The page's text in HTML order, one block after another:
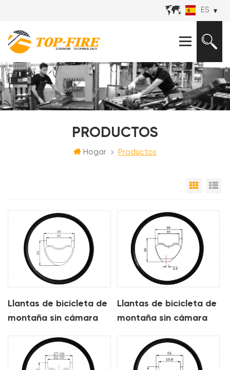
ES
PRODUCTOS
Hogar Productos
Vista
Llantas de bicicleta de
montaña sin cámara
para xc
Llantas de bicicleta de
montaña sin cámara
carbono de 28 mm
para xc